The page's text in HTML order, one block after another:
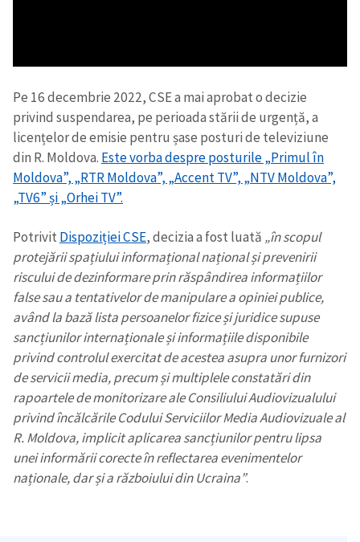
Pe 16 decembrie 2022, CSE a mai aprobat o decizie
privind suspendarea, pe perioada stării de urgență, a
licențelor de emisie pentru șase posturi de televiziune
din R. Moldova. Este vorba despre posturile „Primul în
Moldova”, „RTR Moldova”, „Accent TV”, „NTV Moldova”,
„TV6” și „Orhei TV”.
Potrivit Dispoziției CSE, decizia a fost luată „în scopul
protejării spațiului informațional național și prevenirii
riscului de dezinformare prin răspândirea informațiilor
false sau a tentativelor de manipulare a opiniei publice,
având la bază lista persoanelor fizice și juridice supuse
sancțiunilor internaționale și informațiile disponibile
privind controlul exercitat de acestea asupra unor furnizori
de servicii media, precum și multiplele constatări din
rapoartele de monitorizare ale Consiliului Audiovizualului
privind încălcările Codului Serviciilor Media Audiovizuale al
R. Moldova, implicit aplicarea sancțiunilor pentru lipsa
unei informării corecte în reflectarea evenimentelor
naționale, dar și a războiului din Ucraina”.